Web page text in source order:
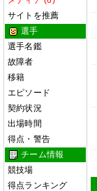
サイトを推薦
選手
選手名鑑
故障者
移籍
エピソード
契約状況
出場時間
得点・警告
チーム情報
競技場
得点ランキング